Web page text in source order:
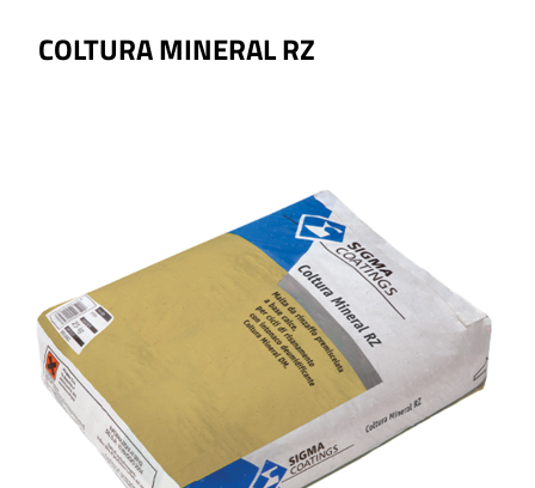
COLTURA MINERAL RZ